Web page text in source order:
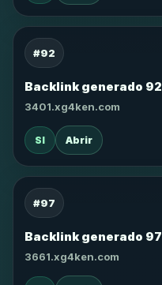
#92
Backlink generado 92
3401.xg4ken.com
SI Abrir
#97
Backlink generado 97
3661.xg4ken.com